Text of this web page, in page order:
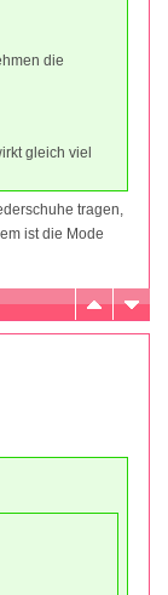
die
gleich viel
tragen,
ist die Mode